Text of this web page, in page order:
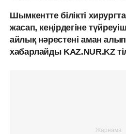
Шымкентте білікті
жасап, кеңірдегіне
айлық нәрестені аман
хабарлайды KAZ.NUR.KZ